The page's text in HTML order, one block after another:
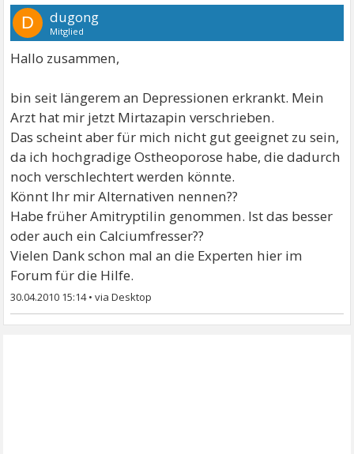
D dugong
Mitglied
Hallo zusammen,
bin seit längerem an Depressionen erkrankt. Mein
Arzt hat mir jetzt Mirtazapin verschrieben.
Das scheint aber für mich nicht gut geeignet zu sein,
da ich hochgradige Ostheoporose habe, die dadurch
noch verschlechtert werden könnte.
Könnt Ihr mir Alternativen nennen??
Habe früher Amitryptilin genommen. Ist das besser
oder auch ein Calciumfresser??
Vielen Dank schon mal an die Experten hier im
Forum für die Hilfe.
30.04.2010 15:14•